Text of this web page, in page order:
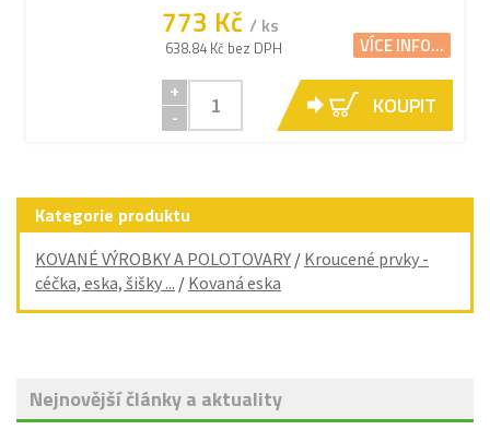
773 Kč / ks
638.84 Kč bez DPH VÍCE INFO...
+
-
KOUPIT
Kategorie produktu
KOVANÉ VÝROBKY A POLOTOVARY / Kroucené prvky -
céčka, eska, šišky ... / Kovaná eska
Nejnovější články a aktuality